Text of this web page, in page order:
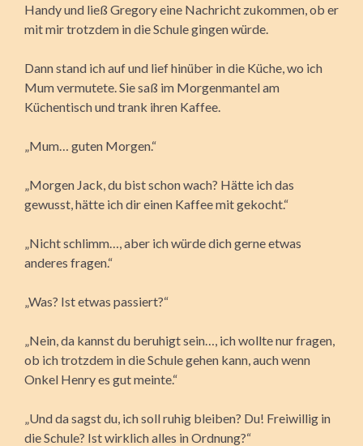
Handy und ließ Gregory eine Nachricht zukommen, ob er
mit mir trotzdem in die Schule gingen würde.
Dann stand ich auf und lief hinüber in die Küche, wo ich
Mum vermutete. Sie saß im Morgenmantel am
Küchentisch und trank ihren Kaffee.
„Mum… guten Morgen.“
„Morgen Jack, du bist schon wach? Hätte ich das
gewusst, hätte ich dir einen Kaffee mit gekocht.“
„Nicht schlimm…, aber ich würde dich gerne etwas
anderes fragen.“
„Was? Ist etwas passiert?“
„Nein, da kannst du beruhigt sein…, ich wollte nur fragen,
ob ich trotzdem in die Schule gehen kann, auch wenn
Onkel Henry es gut meinte.“
„Und da sagst du, ich soll ruhig bleiben? Du! Freiwillig in
die Schule? Ist wirklich alles in Ordnung?“